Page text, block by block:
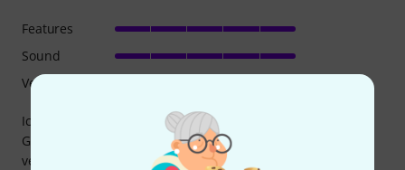
Ich habe diese beiden Boxen vor gut 6 Jahren in einem
Gastgarten zur Hintergrund Beschallung montiert. Dort
verrichten sie unauffällig und brav ihren Job. Wenn man
Features
Sound
Verarbeitung